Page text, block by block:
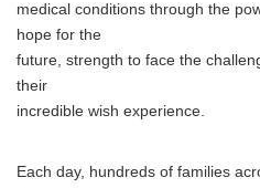
medical conditions through the
hope for the
future, strength to face the
their
incredible wish experience.
Each day, hundreds of families